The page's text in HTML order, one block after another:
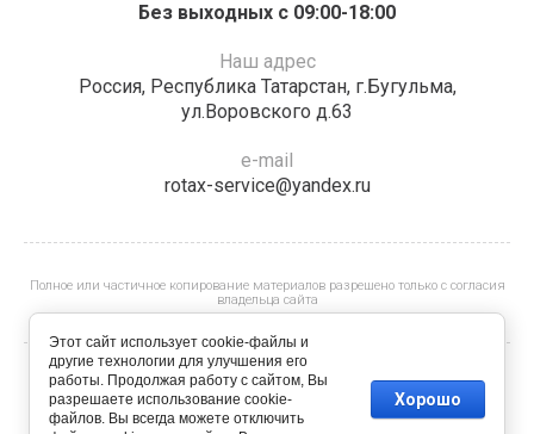
Без выходных с 09:00-18:00
Наш адрес
Россия, Республика Татарстан, г.Бугульма,
ул.Воровского д.63
e-mail
rotax-service@yandex.ru
Полное или частичное копирование материалов разрешено только с согласия
владельца сайта
© Спортивно-технический клуб "Эверест"
Этот сайт использует cookie-файлы и
другие технологии для улучшения его
работы. Продолжая работу с сайтом, Вы
разрешаете использование cookie-
файлов. Вы всегда можете отключить
Хорошо